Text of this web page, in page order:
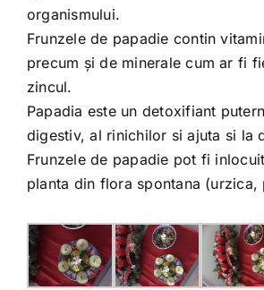
organismului.
Frunzele de papadie contin
precum şi de minerale cum ar fi
zincul.
Papadia este un detoxifiant
digestiv, al rinichilor si ajuta si la
Frunzele de papadie pot fi
planta din flora spontana (urzica,